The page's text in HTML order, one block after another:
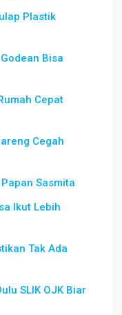
Plastik
Bisa
Cepat
Cegah
Sasmita
Ikut Lebih
Tak Ada
SLIK OJK Biar